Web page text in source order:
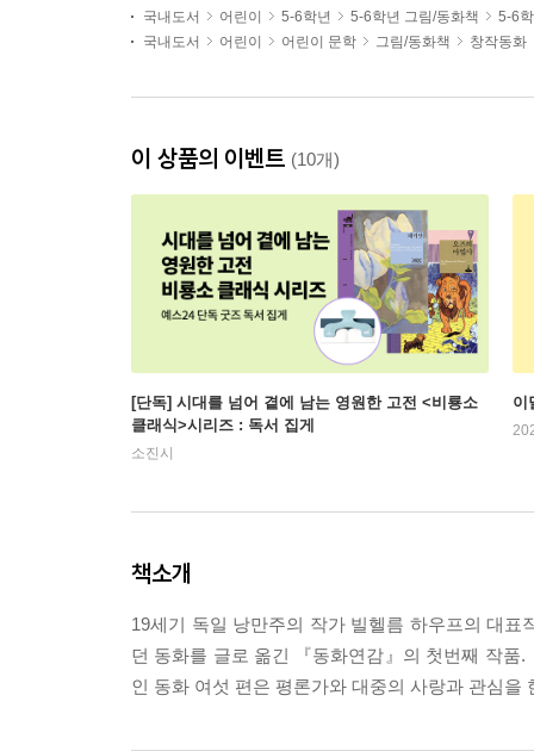
국내도서 어린이 5-6학년 5-6학년 그림/동화책
5-6
국내도서
어린이 어린이 문학 그림/동화책 창작동화
이 상품의 이벤트 (10개)
[단독] 시대를 넘어 곁에 남는 영원한 고전 <비룡소
클래식>시리즈 : 독서 집게
소진시
이
책소개
19세기 독일 낭만주의 작가 빌헬름 하우프의 대
던 동화를 글로 옮긴 『동화연감』의 첫번째 작품
인 동화 여섯 편은 평론가와 대중의 사랑과 관심을